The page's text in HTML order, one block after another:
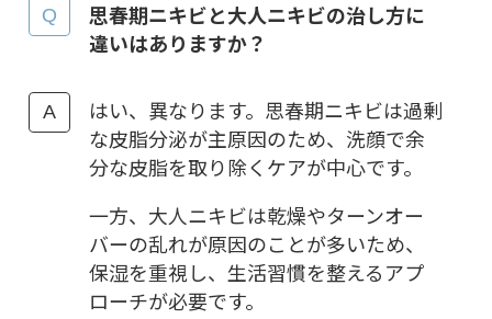
思春期ニキビと大人ニキビの治し方に
違いはありますか？
はい、異なります。思春期ニキビは過剰
な皮脂分泌が主原因のため、洗顔で余
分な皮脂を取り除くケアが中心です。
一方、大人ニキビは乾燥やターンオー
バーの乱れが原因のことが多いため、
保湿を重視し、生活習慣を整えるアプ
ローチが必要です。